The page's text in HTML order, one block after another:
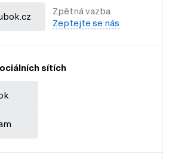
Zpětná vazba
Zeptejte se nás
sítích